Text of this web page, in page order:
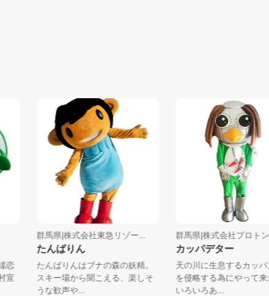
嬬恋
村宣
群馬県|株式会社東急リゾー...
たんばりん
たんばりんはブナの森の妖精。
スキー場から聞こえる、楽しそ
うな歓声や...
群馬県|株式会社プロ
カッパデター
天の川に生息するカ
を侵略する為にやっ
いろいろあ...